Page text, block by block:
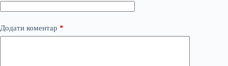
Додати коментар *